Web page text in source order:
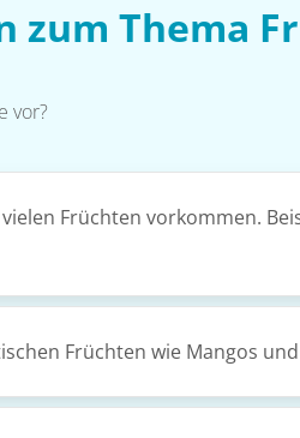
zum Thema
vor?
Früchten vorkommen.
Früchten wie Mangos